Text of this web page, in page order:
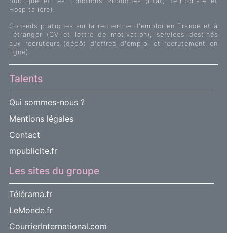
Hospitalière).
Conseils pratiques sur la recherche d'emploi en France et à
l'étranger (CV et lettre de motivation), services destinés
aux recruteurs (dépôt d'offres d'emploi et recrutement en
ligne).
Talents
Qui sommes-nous ?
Mentions légales
Contact
mpublicite.fr
Les sites du groupe
Télérama.fr
LeMonde.fr
CourrierInternational.com